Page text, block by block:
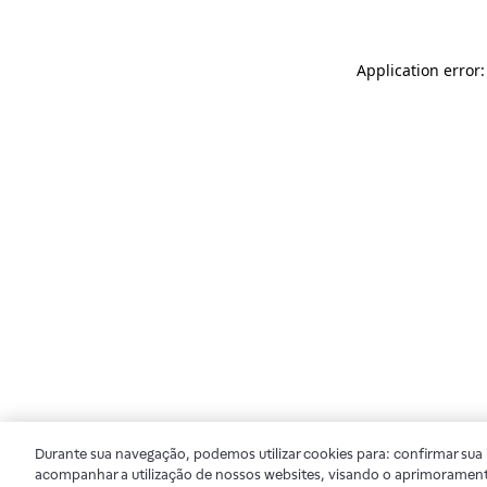
Application
Durante sua navegação, podemos utilizar cookies para: confirmar
acompanhar a utilização de nossos websites, visando o